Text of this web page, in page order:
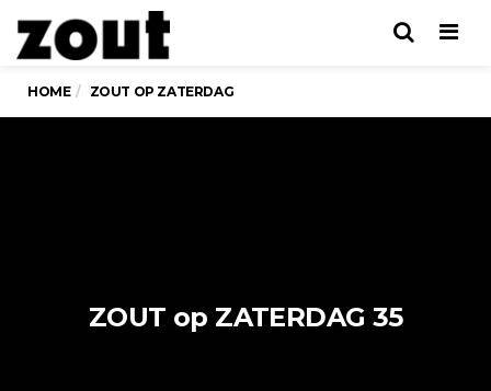
HOME ZOUT OP ZATERDAG
ZOUT op ZATERDAG 35